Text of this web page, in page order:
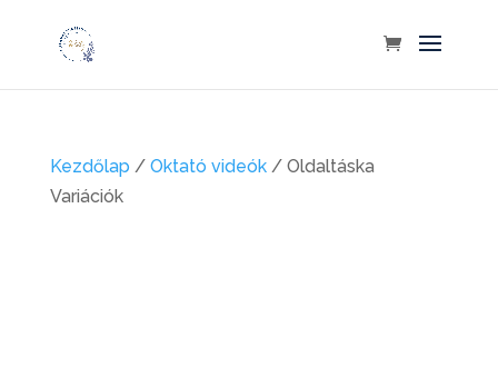
Kezdőlap / Oktató videók/ Oldaltáska
Variációk